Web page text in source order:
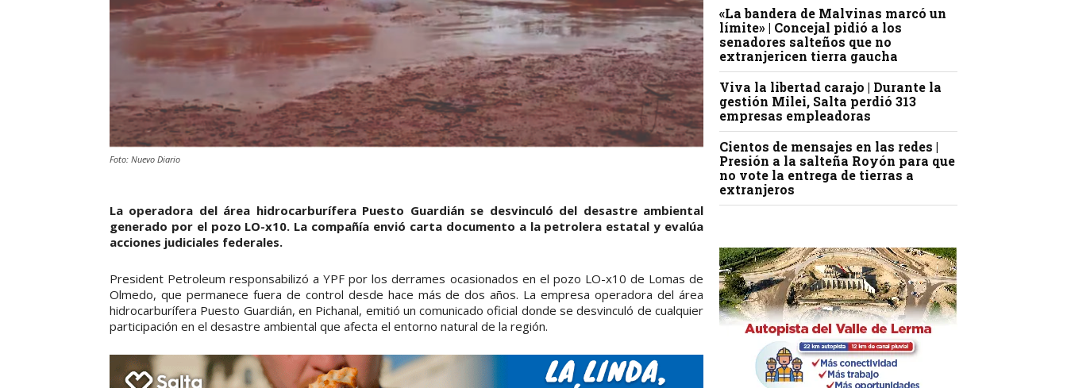
Foto: Nuevo Diario
La operadora del área hidrocarburífera Puesto Guardián se desvinculó del desastre ambiental
generado por el pozo LO-x10. La compañía envió carta documento a la petrolera estatal y evalúa
acciones judiciales federales.
President Petroleum responsabilizó a YPF por los derrames ocasionados en el pozo LO-x10 de Lomas de
Olmedo, que permanece fuera de control desde hace más de dos años. La empresa operadora del área
hidrocarburífera Puesto Guardián, en Pichanal, emitió un comunicado oficial donde se desvinculó de cualquier
participación en el desastre ambiental que afecta el entorno natural de la región.
«La bandera de Malvinas marcó un
límite» | Concejal pidió a los
senadores salteños que no
extranjericen tierra gaucha
Viva la libertad carajo | Durante la
gestión Milei, Salta perdió 313
empresas empleadoras
Cientos de mensajes en las redes |
Presión a la salteña Royón para que
no vote la entrega de tierras a
extranjeros